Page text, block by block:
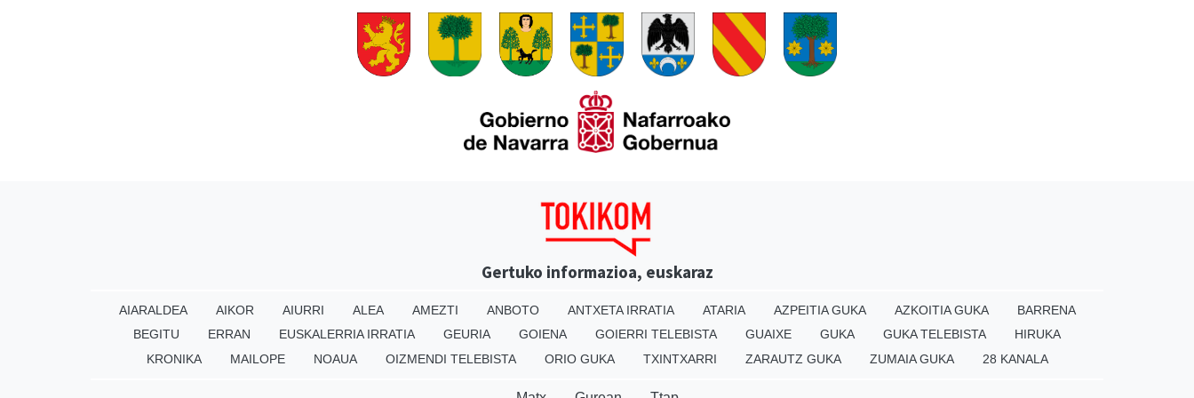
Gertuko informazioa, euskaraz
AIARALDEA AIKOR AIURRI ALEA AMEZTI ANBOTO ANTXETA IRRATIA ATARIA AZPEITIA GUKA AZKOITIA GUKA
BARRENA
BEGITU
ERRAN EUSKALERRIA IRRATIA GEURIA GOIENA GOIERRI TELEBISTA GUAIXE GUKA GUKA TELEBISTA
HIRUKA
KRONIKA
MAILOPE NOAUA OIZMENDI TELEBISTA ORIO GUKA TXINTXARRI ZARAUTZ GUKA ZUMAIA GUKA 28 KANALA